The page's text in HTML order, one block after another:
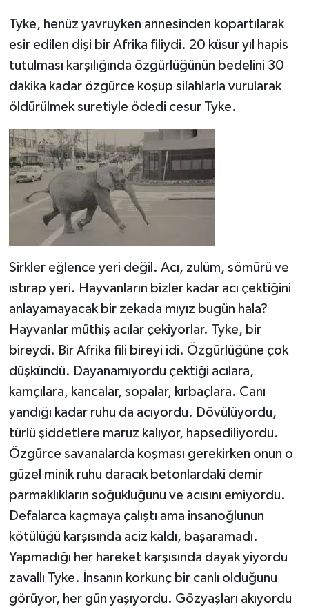
Tyke, henüz yavruyken annesinden kopartılarak
esir edilen dişi bir Afrika filiydi. 20 küsur yıl hapis
tutulması karşılığında özgürlüğünün bedelini 30
dakika kadar özgürce koşup silahlarla vurularak
öldürülmek suretiyle ödedi cesur Tyke.
Sirkler eğlence yeri değil. Acı, zulüm, sömürü ve
ıstırap yeri. Hayvanların bizler kadar acı çektiğini
anlayamayacak bir zekada mıyız bugün hala?
Hayvanlar müthiş acılar çekiyorlar. Tyke, bir
bireydi. Bir Afrika fili bireyi idi. Özgürlüğüne çok
düşkündü. Dayanamıyordu çektiği acılara,
kamçılara, kancalar, sopalar, kırbaçlara. Canı
yandığı kadar ruhu da acıyordu. Dövülüyordu,
türlü şiddetlere maruz kalıyor, hapsediliyordu.
Özgürce savanalarda koşması gerekirken onun o
güzel minik ruhu daracık betonlardaki demir
parmaklıkların soğukluğunu ve acısını emiyordu.
Defalarca kaçmaya çalıştı ama insanoğlunun
kötülüğü karşısında aciz kaldı, başaramadı.
Yapmadığı her hareket karşısında dayak yiyordu
zavallı Tyke. İnsanın korkunç bir canlı olduğunu
görüyor, her gün yaşıyordu. Gözyaşları akıyordu